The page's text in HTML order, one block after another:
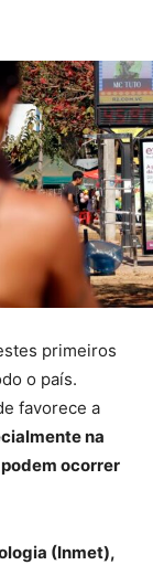
primeiros
o país.
favorece a
na
ocorrer
(Inmet),